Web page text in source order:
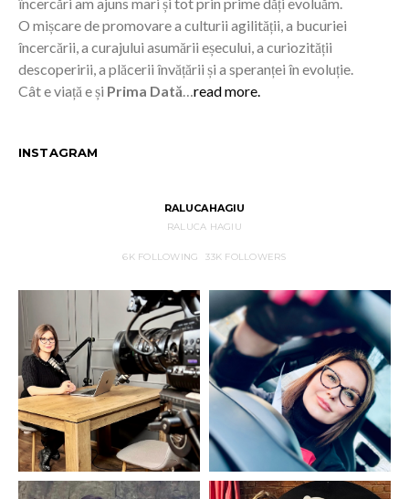
O mișcare de promovare a culturii agilității, a bucuriei
încercării, a curajului asumării eșecului, a curiozității
descoperirii, a plăcerii învățării și a speranței în evoluție.
Cât e viață e și Prima Dată read more.
INSTAGRAM
RALUCAHAGIU
RALUCA HAGIU
6KFOLLOWING 33K FOLLOWERS